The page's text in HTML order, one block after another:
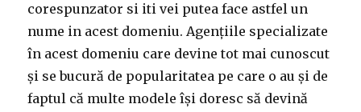
corespunzator si iti vei putea face astfel un
nume in acest domeniu. Agențiile specializate
în acest domeniu care devine tot mai cunoscut
și se bucură de popularitatea pe care o au și de
faptul că multe modele își doresc să devină